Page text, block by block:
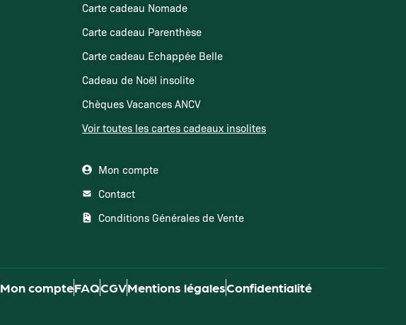
Carte cadeau Nomade
Carte cadeau Parenthèse
Carte cadeau Echappée Belle
Cadeau de Noël insolite
Chèques Vacances ANCV
Voir toutes les cartes cadeaux insolites
Mon compte
Contact
Conditions Générales de Vente
Mon compteFAQCGVMentions légalesConfidentialité